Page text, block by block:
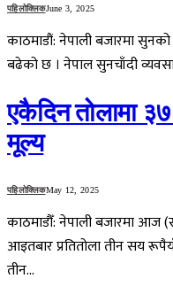
पहिलोक्लिकJune 3, 2025
काठमाडौं: नेपाली बजारमा
बढेको छ । नेपाल सुनचाँदी
एकैदिन तोलामा
मूल्य
पहिलोक्लिकMay 12, 2025
काठमाडौँ: नेपाली बजारमा आज
आइतबार प्रतितोला तीन सय
तीन…